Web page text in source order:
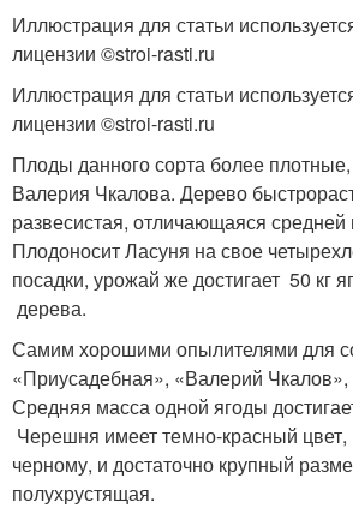
Иллюстрация для статьи
лицензии ©stroi-rasti.ru
Иллюстрация для статьи
лицензии ©stroi-rasti.ru
Плоды данного сорта более
Валерия Чкалова. Дерево
развесистая, отличающаяся средней
Плодоносит Ласуня на свое
посадки, урожай же достигает 50 кг
дерева.
Самим хорошими опылителями для
«Приусадебная», «Валерий Чкалов»,
Средняя масса одной ягоды
Черешня имеет темно-красный
черному, и достаточно крупный
полухрустящая.